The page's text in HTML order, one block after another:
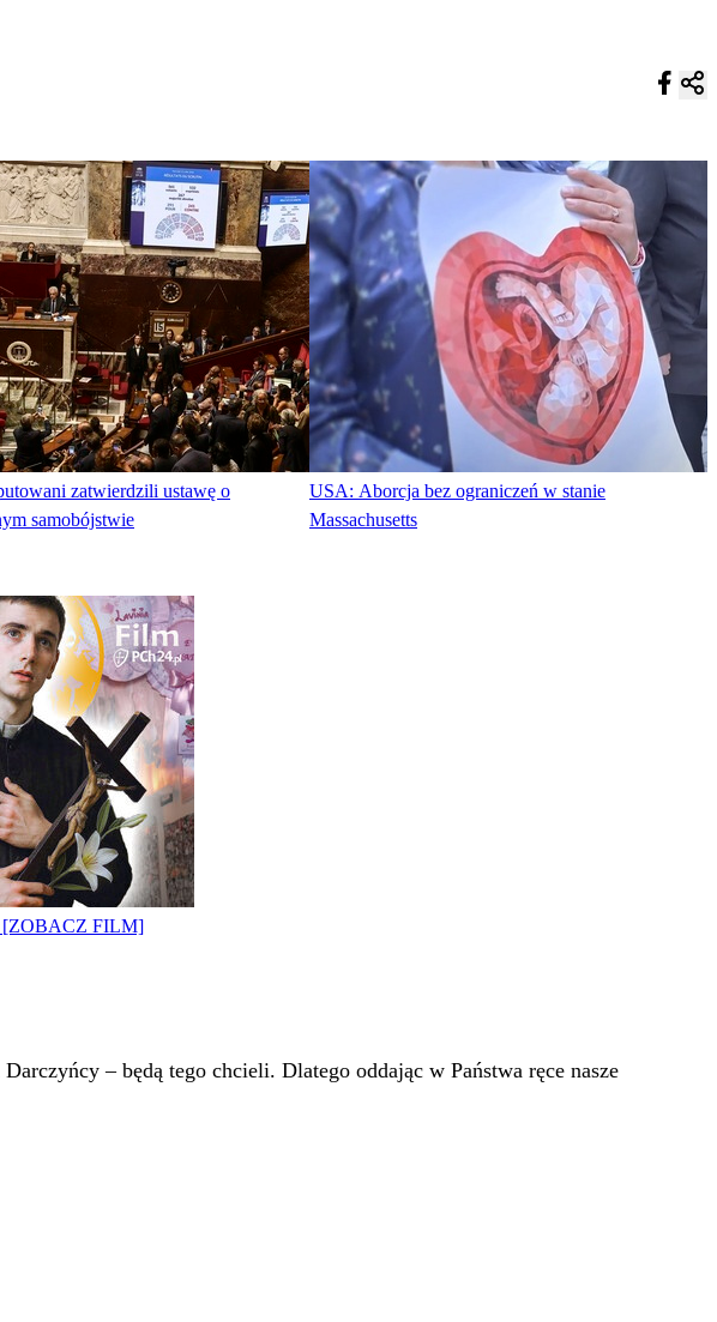
zatwierdzili ustawę o
samobójstwie
USA: Aborcja bez ograniczeń w stanie
Massachusetts
FILM]
– będą tego chcieli. Dlatego oddając w Państwa ręce nasze